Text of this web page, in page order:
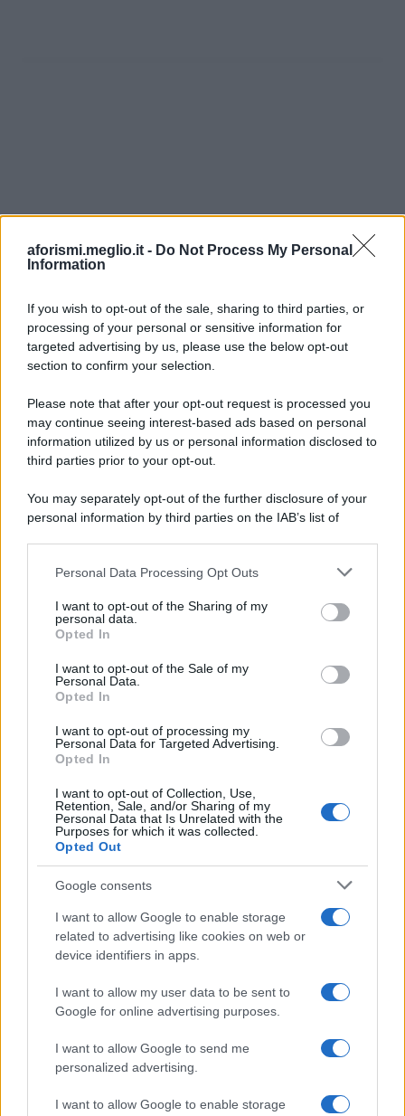
aforismi.meglio.it - Do Not Process My Personal
Information
If you wish to opt-out of the sale, sharing to third parties, or
processing of your personal or sensitive information for
targeted advertising by us, please use the below opt-out
section to confirm your selection.
Please note that after your opt-out request is processed you
may continue seeing interest-based ads based on personal
information utilized by us or personal information disclosed to
third parties prior to your opt-out.
You may separately opt-out of the further disclosure of your
personal information by third parties on the IAB’s list of
This information may also be disclosed by us to third parties
disclose it to other third parties.
Please note that this website/app uses one or more Google
services and may gather and store information including but
not limited to your visit or usage behaviour. You may click to
grant or deny consent to Google and its third-party tags to
consent section.
Personal Data Processing Opt Outs
I want to opt-out of the Sharing of my
personal data.
Opted In
I want to opt-out of the Sale of my
Personal Data.
Opted In
I want to opt-out of processing my
Personal Data for Targeted Advertising.
Opted In
I want to opt-out of Collection, Use,
Retention, Sale, and/or Sharing of my
Personal Data that Is Unrelated with the
Purposes for which it was collected.
Opted Out
Google consents
I want to allow Google to enable storage
related to advertising like cookies on web or
device identifiers in apps.
I want to allow my user data to be sent to
Google for online advertising purposes.
I want to allow Google to send me
personalized advertising.
I want to allow Google to enable storage
Ricevi LE FRASI PIÙ BELLE via e-mail
E-mail
FRASI
Frasi celebri
Frasi da condividere
Poesie
Frasi dei film
Frasi film più lette
Incipit dei film
Film più cercati
Frasi sul cinema
SERVIZI